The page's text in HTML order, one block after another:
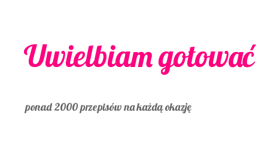
Uwielbiam gotować
ponad 2000 przepisów na każdą okazję